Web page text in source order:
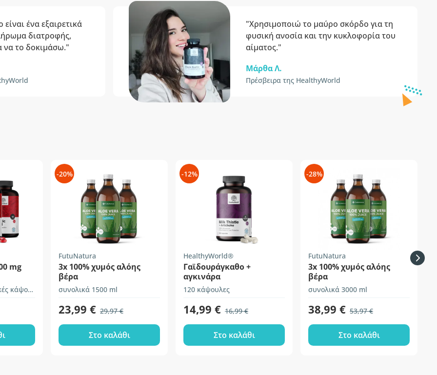
ένα εξαιρετικά
διατροφής,
το δοκιμάσω."
"Χρησιμοποιώ το μαύρο σκόρδο για τη
φυσική ανοσία και την κυκλοφορία του
αίματος."
Μάρθα Λ.
Πρέσβειρα της HealthyWorld
mg
συνολικά 540 μαλακές κάψουλες
-20%
FutuNatura
3x 100% χυμός αλόης
βέρα
συνολικά 1500 ml
23,99 € 29,97 €
Στο καλάθι
-12%
HealthyWorld®
Γαϊδουράγκαθο +
αγκινάρα
120 κάψουλες
14,99 € 16,99 €
Στο καλάθι
-28%
FutuNatura
3x 100% χυμός αλόης
βέρα
συνολικά 3000 ml
38,99 € 53,97 €
Στο καλάθι